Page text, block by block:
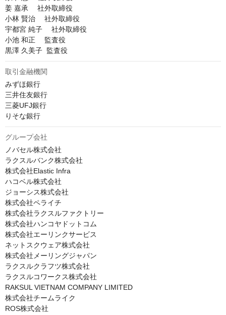
姜 嘉承 　社外取締役
小林 賢治 　社外取締役
宇都宮 純子 　社外取締役
小池 和正 　監査役
黒澤 久美子  監査役
取引金融機関
みずほ銀行
三井住友銀行
三菱UFJ銀行
りそな銀行
グループ会社
ノバセル株式会社
ラクスルバンク株式会社
株式会社Elastic Infra
ハコベル株式会社
ジョーシス株式会社
株式会社ペライチ
株式会社ラクスルファクトリー
株式会社ハンコヤドットコム
株式会社エーリンクサービス
ネットスクウェア株式会社
株式会社メーリングジャパン
ラクスルクラフツ株式会社
ラクスルコワークス株式会社
RAKSUL VIETNAM COMPANY LIMITED
株式会社チームライク
ROS株式会社